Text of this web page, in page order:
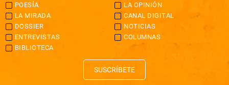
POESÍA
LA OPINIÓN
LA MIRADA
CANAL DIGITAL
DOSSIER
NOTICIAS
ENTREVISTAS
COLUMNAS
BIBLIOTECA
SUSCRÍBETE